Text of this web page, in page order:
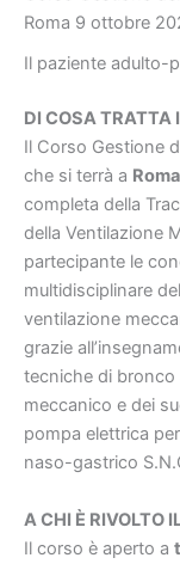
Roma 9 ottobre
Il paziente adulto-
DI COSA TRATTA
Il Corso Gestione
che si terrà a
completa della
della Ventilazione
partecipante le
multidisciplinare
ventilazione
grazie
tecniche di bronco
meccanico e dei
pompa elettrica
naso-gastrico
A CHI È RIVOLTO
Il corso è aperto a